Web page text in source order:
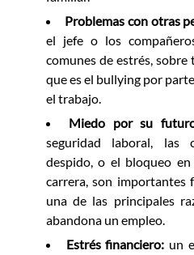
Problemas con otras
el jefe o los
comunes de estrés,
que es el bullying por
el trabajo.
Miedo por su
seguridad laboral, las
despido, o el bloqueo
carrera, son importantes
una de las principales
abandona un empleo.
Estrés financiero: un